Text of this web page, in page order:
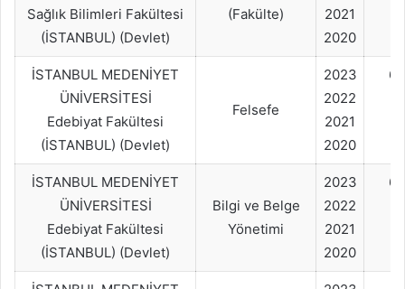
Sağlık Bilimleri Fakültesi
(İSTANBUL) (Devlet)
(Fakülte)
2021
2020
İSTANBUL MEDENİYET
ÜNİVERSİTESİ
Edebiyat Fakültesi
(İSTANBUL) (Devlet)
Felsefe
2023
2022
2021
2020
İSTANBUL MEDENİYET
ÜNİVERSİTESİ
Edebiyat Fakültesi
(İSTANBUL) (Devlet)
Bilgi ve Belge
Yönetimi
2023
2022
2021
2020